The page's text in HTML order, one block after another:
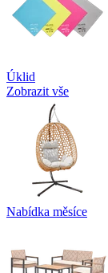
Úklid
Zobrazit vše
Nabídka měsíce